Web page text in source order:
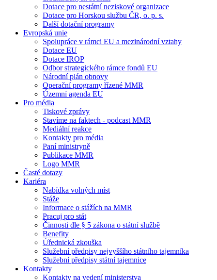
Dotace pro nestátní neziskové organizace
Dotace pro Horskou službu ČR, o. p. s.
Další dotační programy
Evropská unie
Spolupráce v rámci EU a mezinárodní vztahy
Dotace EU
Dotace IROP
Odbor strategického rámce fondů EU
Národní plán obnovy
Operační programy řízené MMR
Územní agenda EU
Pro média
Tiskové zprávy
Stavíme na faktech - podcast MMR
Mediální reakce
Kontakty pro média
Paní ministryně
Publikace MMR
Logo MMR
Časté dotazy
Kariéra
Nabídka volných míst
Stáže
Informace o stážích na MMR
Pracuj pro stát
Činnosti dle § 5 zákona o státní službě
Benefity
Úřednická zkouška
Služební předpisy nejvyššího státního tajemníka
Služební předpisy státní tajemnice
Kontakty
Kontakty na vedení ministerstva